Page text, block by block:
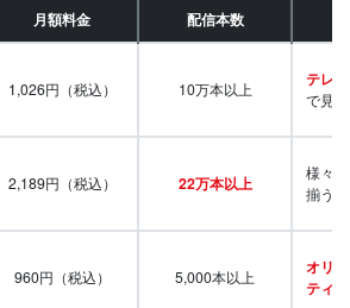
月額料金 配信本数
1,026円（税込） 10万本以上 テレビ
で見
2,189円（税込） 22万本以上
様々
揃う
960円（税込） 5,000本以上
オリ
ティ